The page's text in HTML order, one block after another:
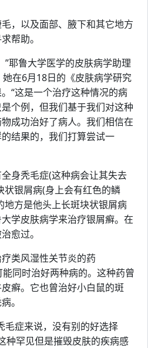
，以及面部、腋下和其它地方
帮助。
”耶鲁大学医学的皮肤病学助理
在6月18日的《皮肤病学研究
“这是一个治疗这种情况的病
个例，但我们基于我们对这种
成功治好了病人。我们相信在
结果的，我们打算尝试一
身秃毛症(这种病会让其失去
状银屑病(身上会有红色的鳞
地方是他头上长斑块状银屑病
学皮肤病学来治疗银屑癣。在
愈过。
类风湿性关节炎的药
同时治好两种病的。这种药曾
癣。它也曾治好小白鼠的斑
。
毛症来说，没有别的好选择
种罕见但是摧毁皮肤的疾病感